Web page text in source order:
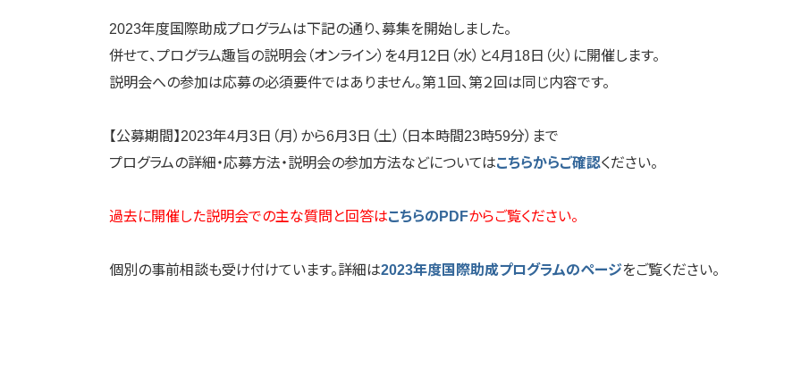
2023年度国際助成プログラムは下記の通り、募集を開始しました。
併せて、プログラム趣旨の説明会（オンライン）を4月12日（水）と4月18日（火）に開催します。
説明会への参加は応募の必須要件ではありません。第１回、第２回は同じ内容です。
【公募期間】2023年4月3日（月）から6月3日（土）（日本時間23時59分）まで
プログラムの詳細・応募方法・説明会の参加方法などについてはこちらからご確認ください。
過去に開催した説明会での主な質問と回答はこちらのPDFからご覧ください。
個別の事前相談も受け付けています。詳細は2023年度国際助成プログラムのページをご覧ください。